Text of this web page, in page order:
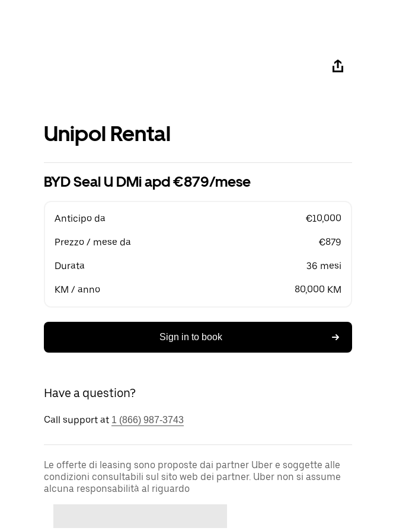
Unipol Rental
BYD Seal U DMi apd €879/mese
Anticipo da €10,000
Prezzo / mese da €879
Durata 36 mesi
KM / anno 80,000 KM
Sign in to book
Have a question?
Call support at 1 (866) 987-3743
Le offerte di leasing sono proposte dai partner Uber e soggette alle
condizioni consultabili sul sito web dei partner. Uber non si assume
alcuna responsabilità al riguardo